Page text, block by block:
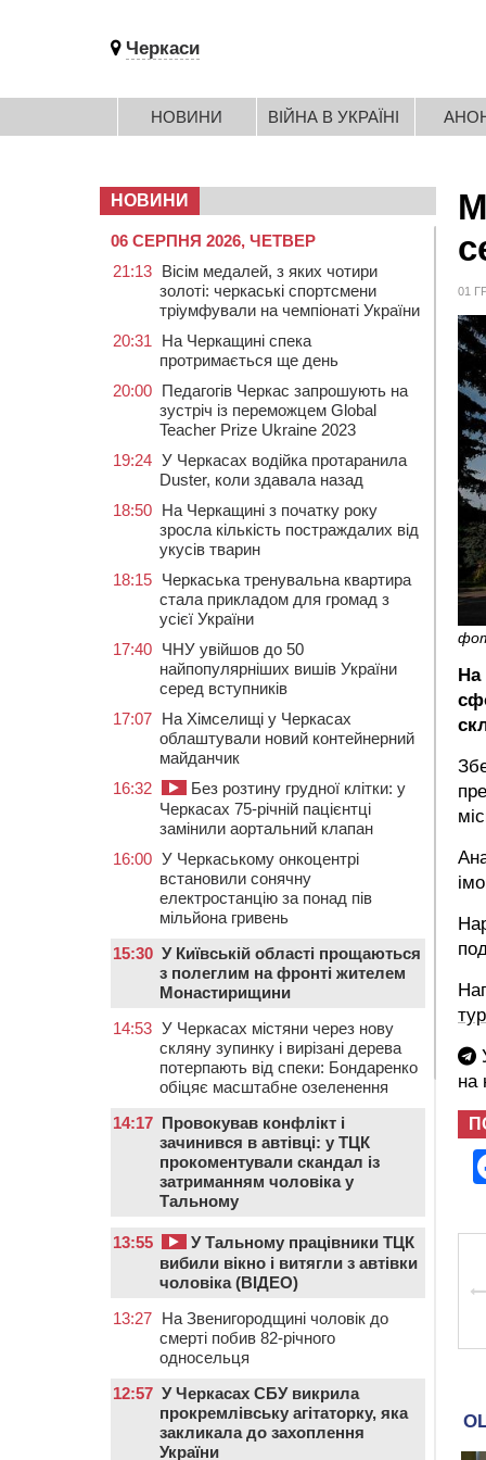
Черкаси
НОВИНИ ВІЙНА В УКРАЇНІ
01
На
на
НОВИНИ
06 СЕРПНЯ 2026, ЧЕТВЕР
21:13 Вісім медалей, з яких чотири
золоті: черкаські спортсмени
тріумфували на чемпіонаті України
20:31
На Черкащині спека
протримається ще день
20:00 Педагогів Черкас запрошують на
зустріч із переможцем Global
Teacher Prize Ukraine 2023
19:24 У Черкасах водійка протаранила
Duster, коли здавала назад
18:50 На Черкащині з початку року
зросла кількість постраждалих від
укусів тварин
18:15 Черкаська тренувальна квартира
стала прикладом для громад з
усієї України
17:40 ЧНУ увійшов до 50
найпопулярніших вишів України
серед вступників
17:07 На Хімселищі у Черкасах
облаштували новий контейнерний
майданчик
16:32
Без розтину грудної клітки: у
Черкасах 75-річній пацієнтці
замінили аортальний клапан
16:00 У Черкаському онкоцентрі
встановили сонячну
електростанцію за понад пів
мільйона гривень
15:30 У Київській області прощаються
з полеглим на фронті жителем
Монастирищини
14:53 У Черкасах містяни через нову
скляну зупинку і вирізані дерева
потерпають від спеки: Бондаренко
обіцяє масштабне озеленення
14:17 Провокував конфлікт і
зачинився в автівці: у ТЦК
прокоментували скандал із
затриманням чоловіка у
Тальному
13:55
У Тальному працівники ТЦК
вибили вікно і витягли з автівки
чоловіка (ВІДЕО)
13:27 На Звенигородщині чоловік до
смерті побив 82-річного
односельця
12:57 У Черкасах СБУ викрила
прокремлівську агітаторку, яка
закликала до захоплення
України